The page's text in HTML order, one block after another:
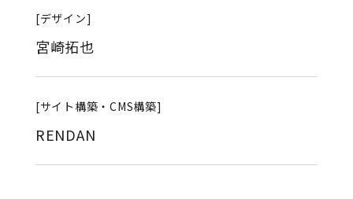
[デザイン]
宮崎拓也
[サイト構築・CMS構築]
RENDAN